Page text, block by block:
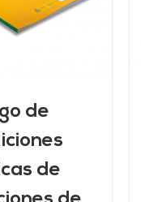
de
de